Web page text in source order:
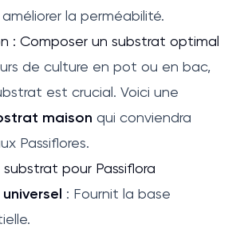
la perméabilité.
: Composer un substrat optimal
de culture en pot ou en bac,
est crucial. Voici une
maison qui conviendra
Passiflores.
pour Passiflora
: Fournit la base